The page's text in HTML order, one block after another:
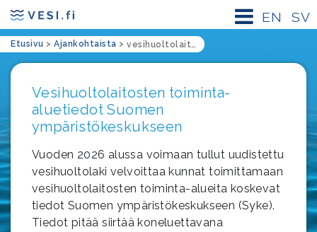
SV
EN
Etusivu > Ajankohtaista > vesihuoltolaitoksen toiminta-alue
Vesihuoltolaitosten toiminta-
aluetiedot Suomen
ympäristökeskukseen
Vuoden 2026 alussa voimaan tullut uudistettu
vesihuoltolaki velvoittaa kunnat toimittamaan
vesihuoltolaitosten toiminta-alueita koskevat
tiedot Suomen ympäristökeskukseen (Syke).
Tiedot pitää siirtää koneluettavana